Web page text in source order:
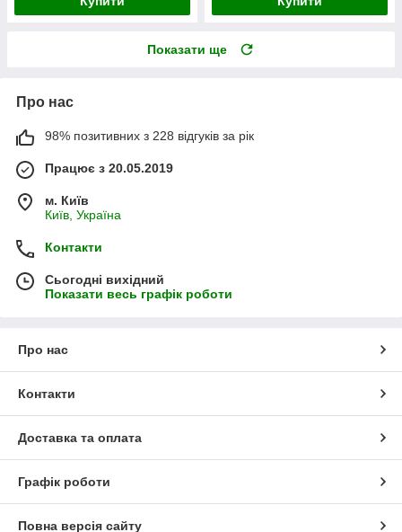
Показати ще
Про нас
98% позитивних з 228 відгуків за рік
Працює з 20.05.2019
м. Київ
Київ, Україна
Контакти
Сьогодні вихідний
Показати весь графік роботи
Про нас
Контакти
Доставка та оплата
Графік роботи
Повна версія сайту